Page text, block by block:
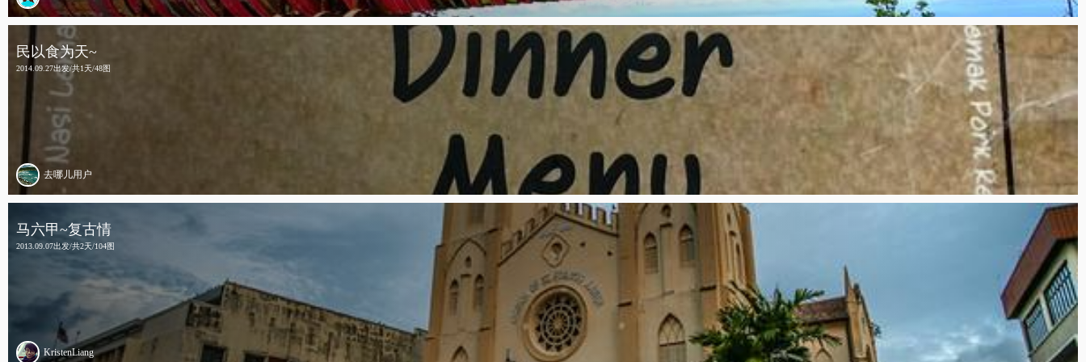
民以食为天~
2014.09.27出发/共1天/48图
去哪儿用户
马六甲~复古情
2013.09.07出发/共2天/104图
KristenLiang